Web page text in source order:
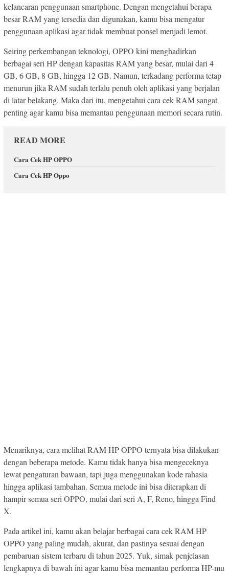
kelancaran penggunaan smartphone. Dengan mengetahui berapa
besar RAM yang tersedia dan digunakan, kamu bisa mengatur
penggunaan aplikasi agar tidak membuat ponsel menjadi lemot.
Seiring perkembangan teknologi, OPPO kini menghadirkan
berbagai seri HP dengan kapasitas RAM yang besar, mulai dari 4
GB, 6 GB, 8 GB, hingga 12 GB. Namun, terkadang performa tetap
menurun jika RAM sudah terlalu penuh oleh aplikasi yang berjalan
di latar belakang. Maka dari itu, mengetahui cara cek RAM sangat
penting agar kamu bisa memantau penggunaan memori secara rutin.
READ MORE
Cara Cek HP OPPO
Cara Cek HP Oppo
Menariknya, cara melihat RAM HP OPPO ternyata bisa dilakukan
dengan beberapa metode. Kamu tidak hanya bisa mengeceknya
lewat pengaturan bawaan, tapi juga menggunakan kode rahasia
hingga aplikasi tambahan. Semua metode ini bisa diterapkan di
hampir semua seri OPPO, mulai dari seri A, F, Reno, hingga Find
X.
Pada artikel ini, kamu akan belajar berbagai cara cek RAM HP
OPPO yang paling mudah, akurat, dan pastinya sesuai dengan
pembaruan sistem terbaru di tahun 2025. Yuk, simak penjelasan
lengkapnya di bawah ini agar kamu bisa memantau performa HP-mu